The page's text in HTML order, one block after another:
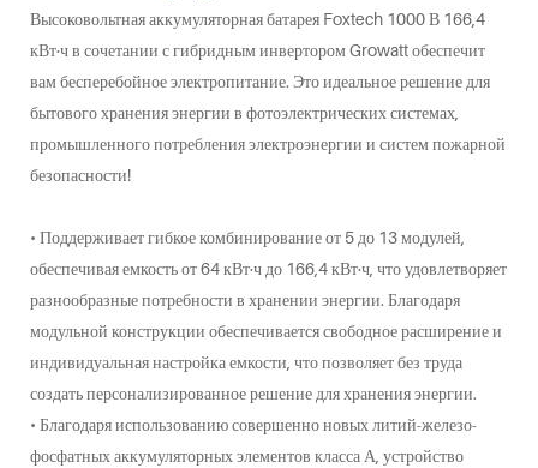
Высоковольтная аккумуляторная батарея Foxtech 1000 В 166,4
кВт·ч в сочетании с гибридным инвертором Growatt обеспечит
вам бесперебойное электропитание. Это идеальное решение для
бытового хранения энергии в фотоэлектрических системах,
промышленного потребления электроэнергии и систем пожарной
безопасности!
• Поддерживает гибкое комбинирование от 5 до 13 модулей,
обеспечивая емкость от 64 кВт·ч до 166,4 кВт·ч, что удовлетворяет
разнообразные потребности в хранении энергии. Благодаря
модульной конструкции обеспечивается свободное расширение и
индивидуальная настройка емкости, что позволяет без труда
создать персонализированное решение для хранения энергии.
• Благодаря использованию совершенно новых литий-железо-
фосфатных аккумуляторных элементов класса А, устройство